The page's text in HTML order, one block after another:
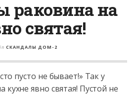
раковина на
святая!
in СКАНДАЛЫ ДОМ-2
пусто не бывает!» Так у
явно святая! Пустой не